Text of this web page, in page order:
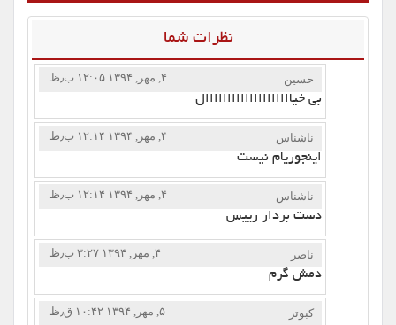
نظرات شما
حسین ۴, مهر, ۱۳۹۴ ۱۲:۰۵ ب٫ظ
بی خیاااااااااااااااااااال
ناشناس ۴, مهر, ۱۳۹۴ ۱۲:۱۴ ب٫ظ
اینجوریام نیست
ناشناس ۴, مهر, ۱۳۹۴ ۱۲:۱۴ ب٫ظ
دست بردار رییس
ناصر ۴, مهر, ۱۳۹۴ ۳:۲۷ ب٫ظ
دمش گرم
کبوتر ۵, مهر, ۱۳۹۴ ۱۰:۴۲ ق٫ظ